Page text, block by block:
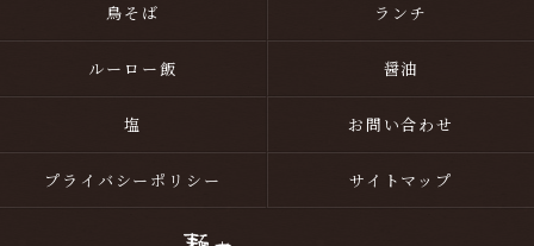
鳥そば ランチ
ルーロー飯 醤油
塩 お問い合わせ
プライバシーポリシー サイトマップ